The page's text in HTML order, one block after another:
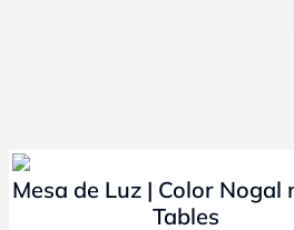
- 10%
Mesa de Luz | Color Nogal
Tables